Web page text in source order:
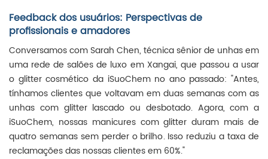
Feedback dos usuários: Perspectivas de
profissionais e amadores
Conversamos com Sarah Chen, técnica sênior de unhas em
uma rede de salões de luxo em Xangai, que passou a usar
o glitter cosmético da iSuoChem no ano passado: "Antes,
tínhamos clientes que voltavam em duas semanas com as
unhas com glitter lascado ou desbotado. Agora, com a
iSuoChem, nossas manicures com glitter duram mais de
quatro semanas sem perder o brilho. Isso reduziu a taxa de
reclamações das nossas clientes em 60%."